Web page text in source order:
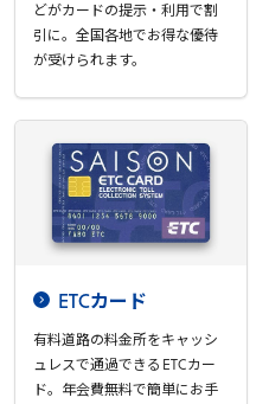
どがカードの提示・利用で割
引に。全国各地でお得な優待
が受けられます。
ETCカード
有料道路の料金所をキャッシ
ュレスで通過できる ETCカー
ド。年会費無料で簡単にお手